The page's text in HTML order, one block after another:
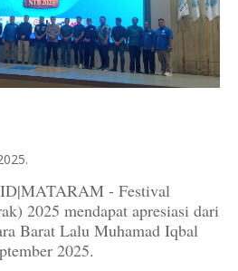
- Festival
2025 mendapat apresiasi dari
Barat Lalu Muhamad Iqbal
2025.